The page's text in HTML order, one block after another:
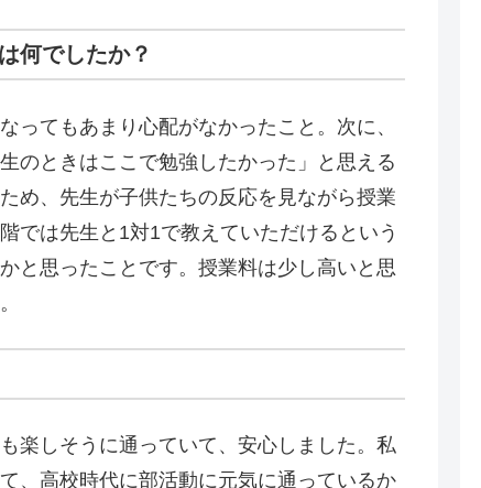
何でしたか？
ってもあまり心配がなかったこと。次に、
のときはここで勉強したかった」と思える
め、先生が子供たちの反応を見ながら授業
では先生と1対1で教えていただけるという
と思ったことです。授業料は少し高いと思
楽しそうに通っていて、安心しました。私
、高校時代に部活動に元気に通っているか